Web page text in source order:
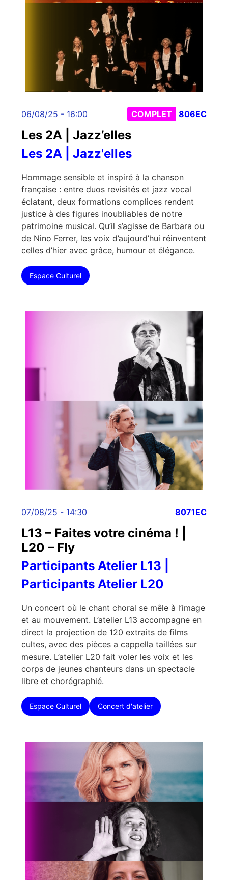
06/08/25 - 16:00 COMPLET 806EC
Les 2A | Jazz’elles
Les 2A | Jazz'elles
Hommage sensible et inspiré à la chanson
française : entre duos revisités et jazz vocal
éclatant, deux formations complices rendent
justice à des figures inoubliables de notre
patrimoine musical. Qu’il s’agisse de Barbara ou
de Nino Ferrer, les voix d’aujourd’hui réinventent
celles d’hier avec grâce, humour et élégance.
Espace Culturel
07/08/25 - 14:30 8071EC
L13 – Faites votre cinéma ! |
L20 – Fly
Participants Atelier L13 |
Participants Atelier L20
Un concert où le chant choral se mêle à l’image
et au mouvement. L’atelier L13 accompagne en
direct la projection de 120 extraits de films
cultes, avec des pièces a cappella taillées sur
mesure. L’atelier L20 fait voler les voix et les
corps de jeunes chanteurs dans un spectacle
libre et chorégraphié.
Espace Culturel Concert d'atelier